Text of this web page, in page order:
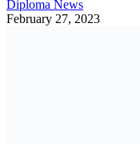
Diploma News
February 27, 2023